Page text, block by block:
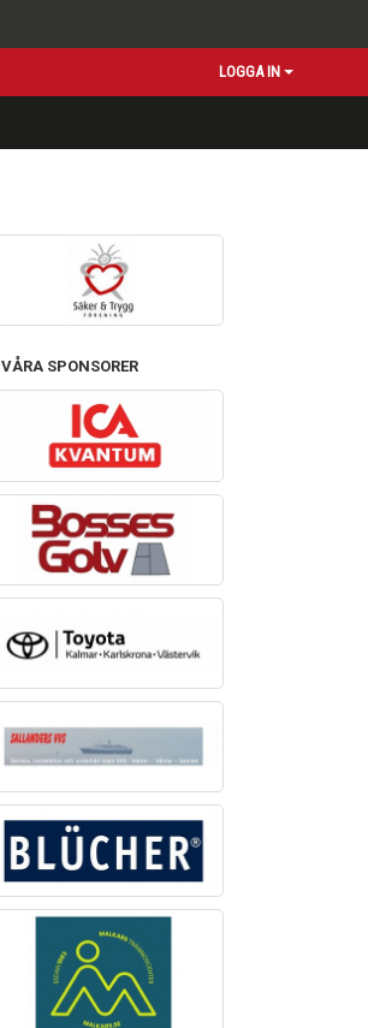
LOGGA IN
VÅRA SPONSORER